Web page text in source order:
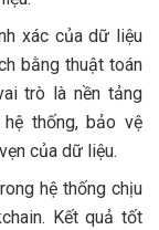
xác của dữ liệu
bằng thuật toán
trò là nền tảng
thống, bảo vệ
của dữ liệu.
hệ thống chịu
Kết quả tốt